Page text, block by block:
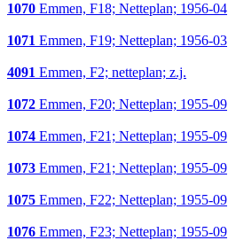
1070 Emmen, F18; Netteplan; 1956-04
1071 Emmen, F19; Netteplan; 1956-03
4091 Emmen, F2; netteplan; z.j.
1072 Emmen, F20; Netteplan; 1955-09
1074 Emmen, F21; Netteplan; 1955-09
1073 Emmen, F21; Netteplan; 1955-09
1075 Emmen, F22; Netteplan; 1955-09
1076 Emmen, F23; Netteplan; 1955-09